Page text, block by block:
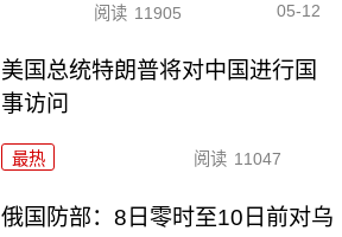
阅读 11905 05-12
美国总统特朗普将对中国进行国
事访问
最热 阅读 11047
俄国防部：8日零时至10日前对乌